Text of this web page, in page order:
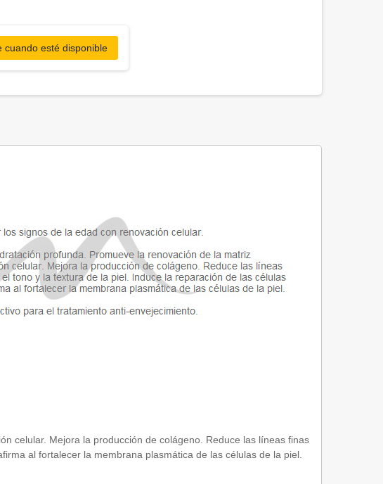
cuando esté disponible
celular. Mejora la producción de colágeno. Reduce las líneas finas
al fortalecer la membrana plasmática de las células de la piel.